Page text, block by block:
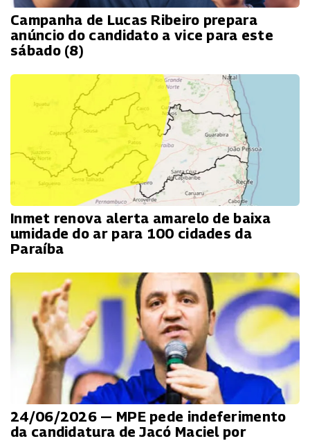
Campanha de Lucas Ribeiro prepara
anúncio do candidato a vice para este
sábado (8)
Inmet renova alerta amarelo de baixa
umidade do ar para 100 cidades da
Paraíba
24/06/2026 — MPE pede indeferimento
da candidatura de Jacó Maciel por